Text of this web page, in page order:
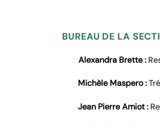
BUREAU DE LA
Alexandra Brette :
Michèle Maspero :
Jean Pierre Amiot :